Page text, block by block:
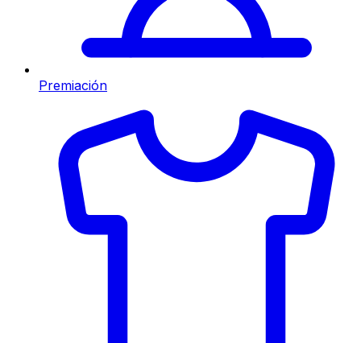
Premiación